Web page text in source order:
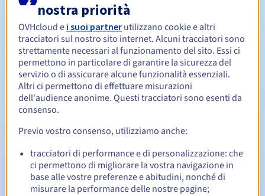
Periodo di rinnovo Da 1 a 10 anni
Redemption period 30 giorni
60, 30, 15, 7 e 3 giorni prima della
scadenza
Email il giorno della scadenzaper notificare la
sospensione del nome di dominio
nostra priorità
OVHcloud e i suoi partner utilizzano cookie e altri
tracciatori sul nostro sito internet. Alcuni tracciatori sono
strettamente necessari al funzionamento del sito. Essi ci
permettono in particolare di garantire la sicurezza del
servizio o di assicurare alcune funzionalità essenziali.
Altri ci permettono di effettuare misurazioni
dell'audience anonime. Questi tracciatori sono esenti da
consenso.
Previo vostro consenso, utilizziamo anche:
tracciatori di performance e di personalizzazione: che
ci permettono di migliorare la vostra navigazione in
base alle vostre preferenze e abitudini, nonché di
misurare la performance delle nostre pagine;